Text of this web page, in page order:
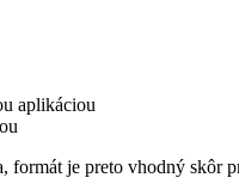
aplikáciou
je preto vhodný skôr